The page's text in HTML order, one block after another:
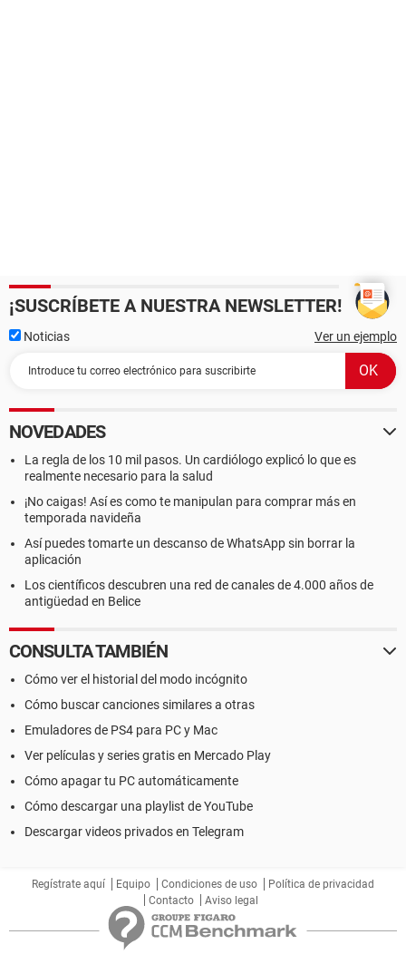
¡SUSCRÍBETE A NUESTRA NEWSLETTER!
Noticias Ver un ejemplo
NOVEDADES
La regla de los 10 mil pasos. Un cardiólogo explicó lo que es
realmente necesario para la salud
¡No caigas! Así es como te manipulan para comprar más en
temporada navideña
Así puedes tomarte un descanso de WhatsApp sin borrar la
aplicación
Los científicos descubren una red de canales de 4.000 años de
antigüedad en Belice
CONSULTA TAMBIÉN
Cómo ver el historial del modo incógnito
Cómo buscar canciones similares a otras
Emuladores de PS4 para PC y Mac
Ver películas y series gratis en Mercado Play
Cómo apagar tu PC automáticamente
Cómo descargar una playlist de YouTube
Descargar videos privados en Telegram
Regístrate aquí Equipo Condiciones de uso
Política de privacidad
Contacto
Aviso legal